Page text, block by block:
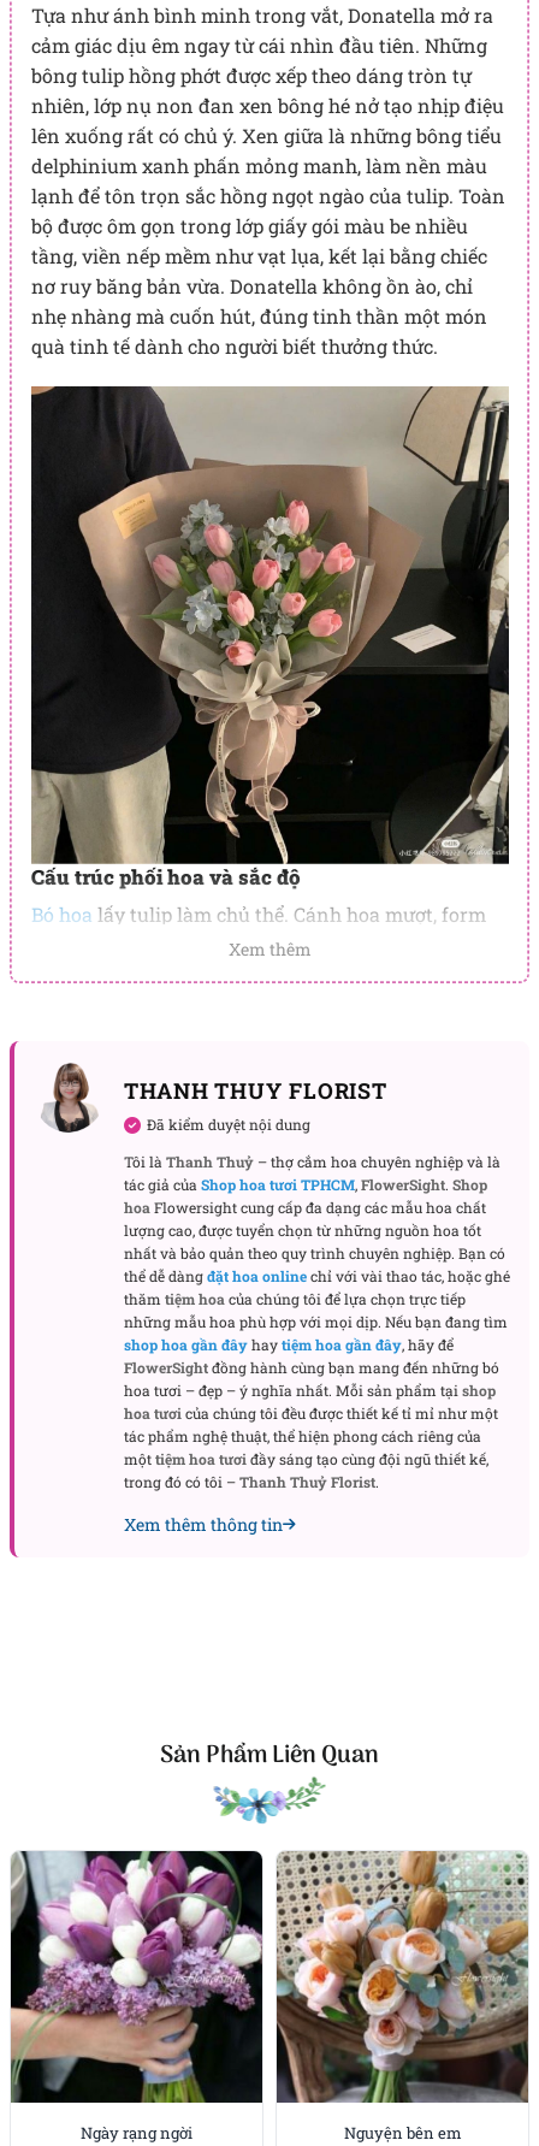
Tựa như ánh bình minh trong vắt, Donatella mở ra
cảm giác dịu êm ngay từ cái nhìn đầu tiên. Những
bông tulip hồng phớt được xếp theo dáng tròn tự
nhiên, lớp nụ non đan xen bông hé nở tạo nhịp điệu
lên xuống rất có chủ ý. Xen giữa là những bông tiểu
delphinium xanh phấn mỏng manh, làm nền màu
lạnh để tôn trọn sắc hồng ngọt ngào của tulip. Toàn
bộ được ôm gọn trong lớp giấy gói màu be nhiều
tầng, viền nếp mềm như vạt lụa, kết lại bằng chiếc
nơ ruy băng bản vừa. Donatella không ồn ào, chỉ
nhẹ nhàng mà cuốn hút, đúng tinh thần một món
quà tinh tế dành cho người biết thưởng thức.
Cấu trúc phối hoa và sắc độ
Bó hoa lấy tulip làm chủ thể. Cánh hoa mượt, form
thuôn oval, đầu cánh chụm khít nên khi xoay vòng
delphinium xanh khói đóng vai trò điểm sáng mát
mắt, đặt ở các khe hoa để mở độ thoáng và tạo chiều
sâu cho tổng thể.
Giấy gói, nơ và cảm giác cầm nắm
Donatella sử dụng hệ giấy be nhạt phối giấy mờ
trong suốt, tạo hiệu ứng nhiều lớp như phủ sương.
Sắc be trung tính giúp làm dịu bảng màu, đồng thời
khiến hoa nổi bật trong mọi nền ánh sáng, từ phòng
ấm vàng đến ánh ngày tự nhiên. Mép giấy được gấp
nếp lớn vừa tay, không xòe quá mức để người nhận
cầm chắc, chụp hình cũng đẹp. Nơ ruy băng satin
buộc hai vòng, đuôi thả mềm, điểm rơi ngay eo bó
hoa tạo tỉ lệ cân xứng. Nhờ cấu trúc gọn gàng,
Donatella phù hợp đặt trên bàn tiệc nhỏ, quầy lễ tân
hay góc làm việc mà không chiếm nhiều diện tích.
hẹn. Mỗi sản phẩm là một tác phẩm nghệ thuật
được thiết kế bởi đội ngũ chuyên nghiệp, trong đó có
nhà thiết kế Thanh Thủy Florist.
Chúng tôi mang đến đa dạng mẫu hoa:hoa sinh
nhật,hoa khai trương,hoa cưới đẹp, đặc biệt là các
mẫubó hoa cướiđược chăm chút kỹ lưỡng.
Văn Phòng: 235A Hoàng Hoa Thám, P.5, Quận Phú
Nhuận, TP.HCM
Địa chỉ: 120B Huỳnh Văn Bánh, P.11, Quận Phú Nhuận,
TP.HCM
Hotline: 093 407 2575
E-mail:info@flowersight.com
Xem thêm
THANH THUY FLORIST
Đã kiểm duyệt nội dung
Tôi làThanh Thuỷ – thợ cắm hoa chuyên nghiệp và là
tác giả củaShop hoa tươi TPHCM,FlowerSight. Shop
hoaFlowersight cung cấp đa dạng các mẫu hoa chất
lượng cao, được tuyển chọn từ những nguồn hoa tốt
nhất và bảo quản theo quy trình chuyên nghiệp. Bạn có
thể dễ dàngđặt hoa onlinechỉ với vài thao tác, hoặc ghé
thămtiệm hoacủa chúng tôi để lựa chọn trực tiếp
những mẫu hoa phù hợp với mọi dịp. Nếu bạn đang tìm
shop hoa gần đâyhaytiệm hoa gần đây, hãy để
FlowerSightđồng hành cùng bạn mang đến những bó
hoa tươi – đẹp – ý nghĩa nhất. Mỗi sản phẩm tạishop
hoa tươicủa chúng tôi đều được thiết kế tỉ mỉ như một
tác phẩm nghệ thuật, thể hiện phong cách riêng của
mộttiệm hoa tươiđầy sáng tạo cùng đội ngũ thiết kế,
trong đó có tôi –Thanh Thuỷ Florist.
Xem thêm thông tin
Sản Phẩm Liên Quan
Ngày rạng ngời Nguyện bên em